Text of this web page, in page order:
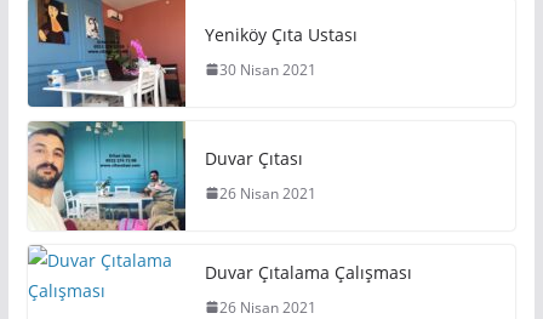
Yeniköy Çıta Ustası
30 Nisan 2021
Duvar Çıtası
26 Nisan 2021
Duvar Çıtalama Çalışması
26 Nisan 2021